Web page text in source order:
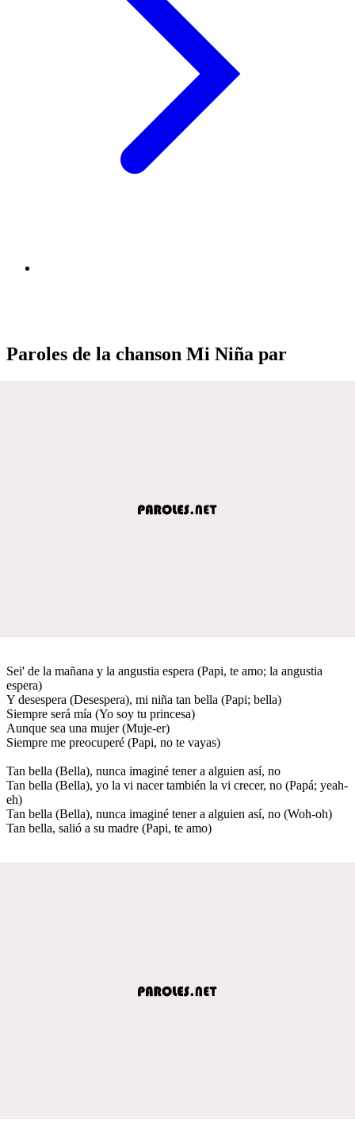
Paroles de la chanson Mi Niña par
Sei' de la mañana y la angustia espera (Papi, te amo; la angustia
espera)
Y desespera (Desespera), mi niña tan bella (Papi; bella)
Siempre será mía (Yo soy tu princesa)
Aunque sea una mujer (Muje-er)
Siempre me preocuperé (Papi, no te vayas)
Tan bella (Bella), nunca imaginé tener a alguien así, no
Tan bella (Bella), yo la vi nacer también la vi crecer, no (Papá; yeah-
eh)
Tan bella (Bella), nunca imaginé tener a alguien así, no (Woh-oh)
Tan bella, salió a su madre (Papi, te amo)